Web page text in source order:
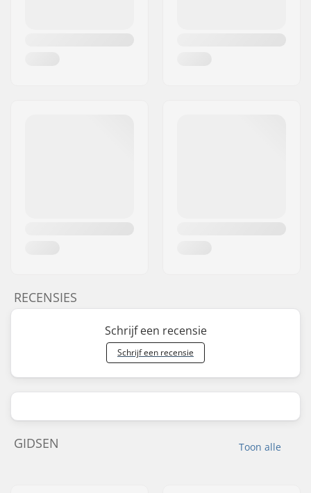
RECENSIES
Schrijf een recensie
Schrijf een recensie
Toon alle
GIDSEN